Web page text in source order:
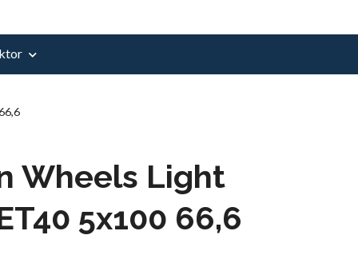
Wheels Light
5x100 66,6